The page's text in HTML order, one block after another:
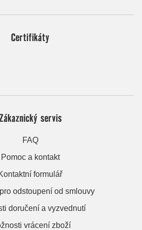
Certifikáty
servis
FAQ
Pomoc a kontakt
formulář
odstoupení od smlouvy
doručení a vyzvednutí
vrácení zboží